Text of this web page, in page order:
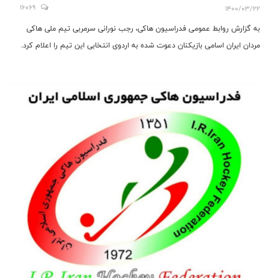
1400/03/22
16069
به گزارش روابط عمومی فدراسیون هاکی، رجب نورانی سرمربی تیم ملی هاکی
مردان ایران اسامی بازیکنان دعوت‌ شده به اردوی انتخابی این تیم را اعلام کرد.